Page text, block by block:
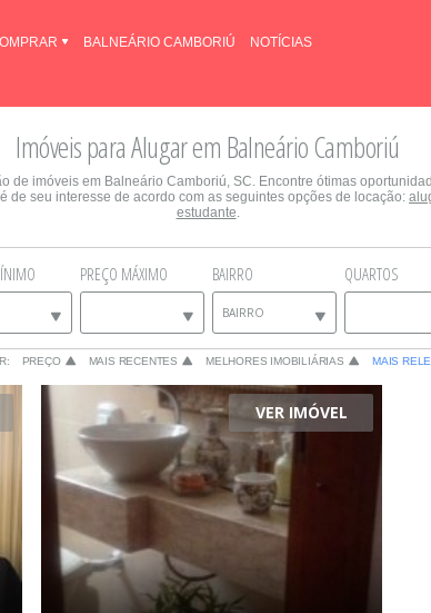
BALNEÁRIO CAMBORIÚ NOTÍCIAS
Imóveis para Alugar em Balneário Camboriú
de imóveis em Balneário Camboriú, SC. Encontre ótimas
de seu interesse de acordo com as seguintes opções de locação:
estudante.
PREÇO MÁXIMO BAIRRO
BAIRRO
QUARTOS
PREÇO MAIS RECENTES MELHORES IMOBILIÁRIAS MAIS
VER IMÓVEL